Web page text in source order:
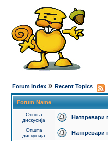
Forum Index » Recent Topics
Forum Name
Општа
дискусија
Натпревари
Општа
дискусија
Натпревари